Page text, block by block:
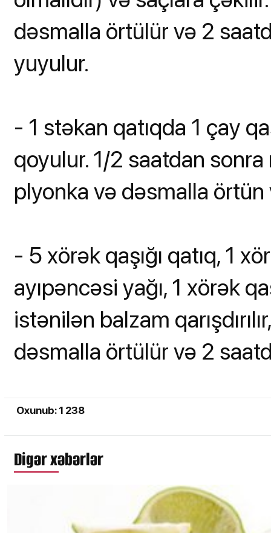
dəsmalla örtülür və 2
yuyulur.
- 1 stəkan qatıqda 1 çay
qoyulur. 1/2 saatdan sonra
plyonka və dəsmalla
- 5 xörək qaşığı qatıq, 1
ayıpəncəsi yağı, 1 xörək
istənilən balzam
dəsmalla örtülür və 2
Oxunub: 1 238
Digər xəbərlər